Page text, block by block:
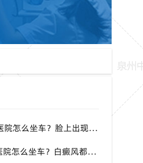
[实时公布]泉州白癜风医院怎么坐车？脸上出现白点是什么病？
健康贴士-泉州白癜风医院怎么坐车？白癜风都是哪种症状呢？